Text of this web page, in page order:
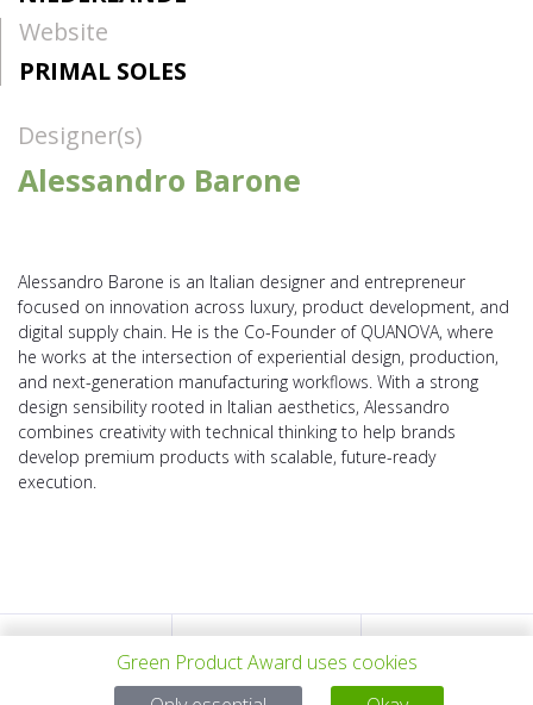
Website
PRIMAL SOLES
Designer(s)
Alessandro Barone
Alessandro Barone is an Italian designer and entrepreneur
focused on innovation across luxury, product development, and
digital supply chain. He is the Co-Founder of QUANOVA, where
he works at the intersection of experiential design, production,
and next-generation manufacturing workflows. With a strong
design sensibility rooted in Italian aesthetics, Alessandro
combines creativity with technical thinking to help brands
develop premium products with scalable, future-ready
execution.
Green Product Award uses cookies